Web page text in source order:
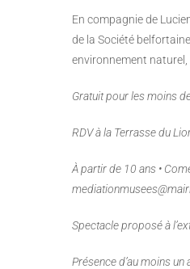
En compagnie de
de la Société
environnement naturel,
Gratuit pour les moins
RDV à la Terrasse du
À partir de 10 ans •
Spectacle proposé à
Présence d’au moins